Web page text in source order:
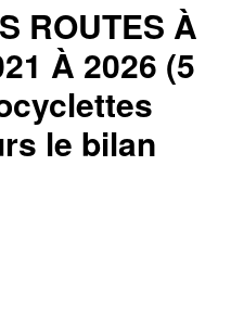
ROUTES À
À 2026 (5
le bilan